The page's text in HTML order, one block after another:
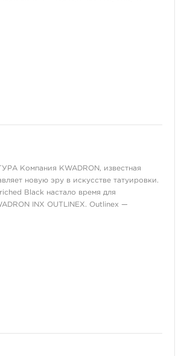
купить
Компания KWADRON, известная
новую эру в искусстве татуировки.
Black настало время для
INX OUTLINEX. Outlinex —